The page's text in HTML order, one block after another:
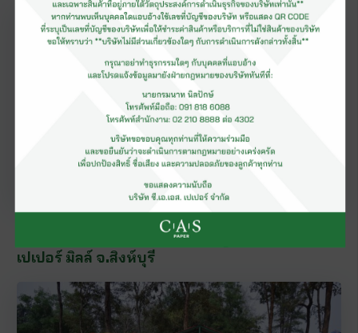
เมื่อ28 เมษายน 2565
เยี่ยมชมโรงงานผลิตกระดาษทิชชู ซี. เอ. เอส.
เปเปอร์ มิลล์ จ.สิงห์บุรี